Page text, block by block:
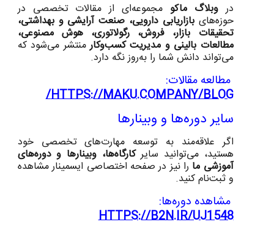
دروبلاگ ماکو مجموعه‌ای از مقالات تخصصی در
حوزه‌هایبازاریابی دارویی، صنعت آرایشی و بهداشتی،
تحقیقات بازار، فروش، رگولاتوری، هوش مصنوعی،
مطالعات بالینی و مدیریت کسب‌وکارمنتشر می‌شود که
می‌تواند دانش شما را به‌روز نگه دارد.
مطالعه مقالات:
HTTPS://MAKU.COMPANY/BLOG/
سایر دوره‌ها و وبینارها
اگر علاقه‌مند به توسعه مهارت‌های تخصصی خود
هستید، می‌توانید سایرکارگاه‌ها، وبینارها و دوره‌های
آموزشی ما را نیز در صفحه اختصاصی ایسمینار مشاهده
و ثبت‌نام کنید.
مشاهده دوره‌ها:
HTTPS://B2N.IR/UJ1548